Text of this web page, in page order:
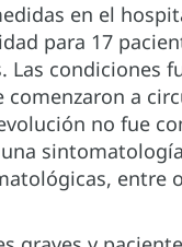
en el
para 17
Las condiciones
a
no fue
entre